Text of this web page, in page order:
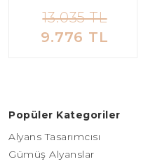
13.035 TL
9.776 TL
Popüler Kategoriler
Alyans Tasarımcısı
Gümüş Alyanslar